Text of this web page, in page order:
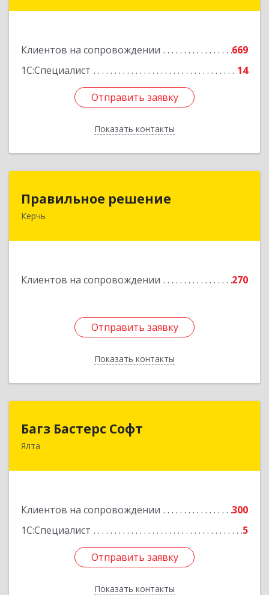
Клиентов на сопровождении
669
1С:Специалист
14
Отправить заявку
Показать контакты
Отправить заявку
Назад
Правильное решение
Керчь
Клиентов на сопровождении 270
Отправить заявку
Показать контакты
298330, Крым Респ, Керчь г, Адмиралтейский
Отправить заявку
Назад
Багз Бастерс Софт
Ялта
Клиентов на сопровождении
300
1С:Специалист
5
Отправить заявку
Показать контакты
Багз Бастерс Софт
298603, Крым Респ, Ялта г, Свердлова ул, дом №
Отправить заявку
Назад